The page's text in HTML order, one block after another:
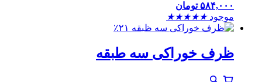
۵۸۴,۰۰۰ تومان
موجود ★
★
★
★
★
٪۲۱
ظرف خوراکی سه طبقه